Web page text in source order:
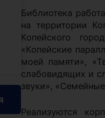
Библиотека
на территории
Копейского
«Копейские
моей памяти»,
слабовидящих и
звуки»,
Реализуются